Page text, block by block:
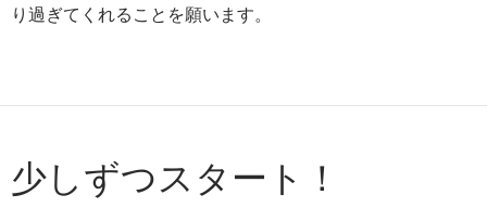
り過ぎてくれることを願います。
少しずつスタート！